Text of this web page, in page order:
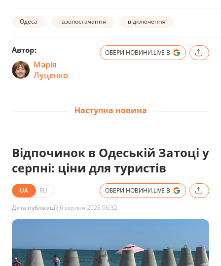
Одеса газопостачання відключення
Автор:
Марія
Луценко
ОБЕРИ НОВИНИ.LIVE В
Наступна новина
Відпочинок в Одеській Затоці у
серпні: ціни для туристів
UA RU ОБЕРИ НОВИНИ.LIVE В
Дата публікації: 6 серпня 2026 06:32